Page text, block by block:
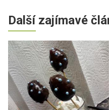
Další zajímavé